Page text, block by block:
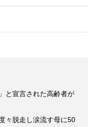
と宣言された高齢者が
々脱走し涙流す母に50